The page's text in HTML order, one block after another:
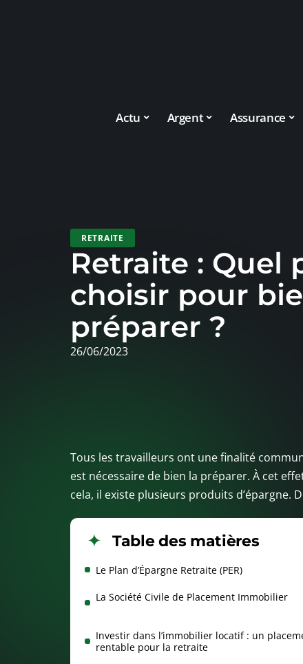
Actu Argent Assurance
RETRAITE
Retraite : Quel
choisir pour
préparer ?
26/06/2023
Tous les travailleurs ont une finalité
est nécessaire de bien la préparer. À cet
cela, il existe plusieurs produits d’épargne.
Table des matières
Le Plan d’Épargne Retraite (PER)
La Société Civile de Placement Immobilier
Investir dans l’immobilier locatif : un
rentable pour la retraite